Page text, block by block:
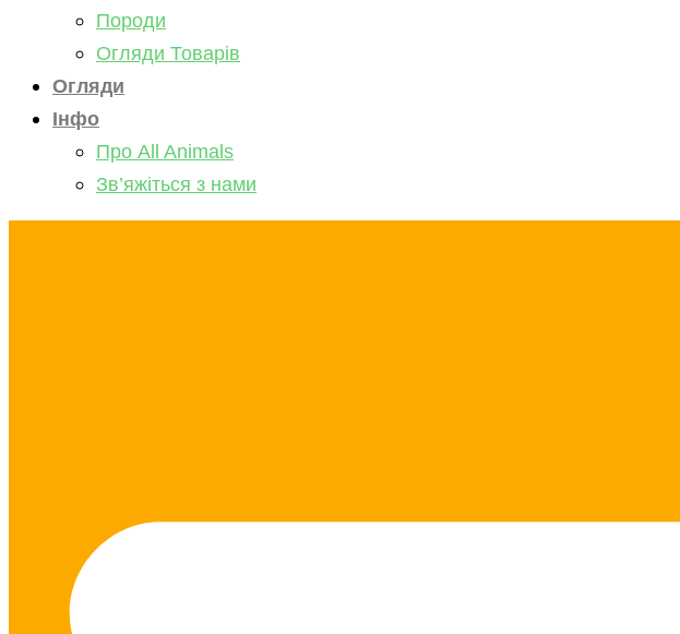
Породи
Огляди Товарів
Огляди
Інфо
Про All Animals
Зв’яжіться з нами